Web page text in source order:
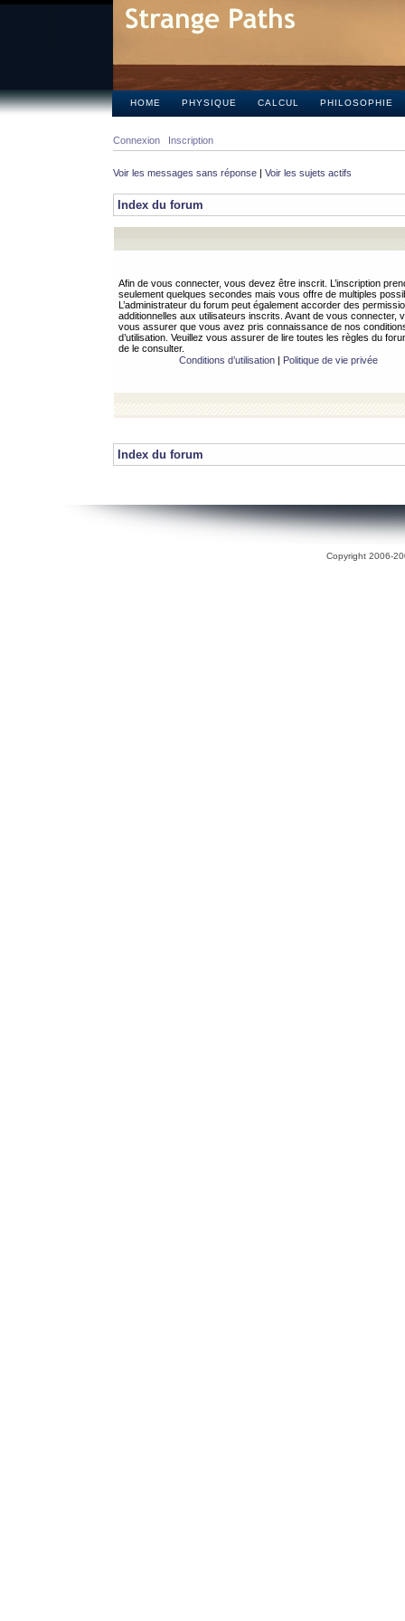
HOME PHYSIQUE CALCUL PHILOSOPHIE
Connexion Inscription
Voir les messages sans réponse | Voir les sujets actifs
Index du forum
Afin de vous connecter, vous devez être inscrit. L’inscription
seulement quelques secondes mais vous offre de multiples
L’administrateur du forum peut également accorder des
additionnelles aux utilisateurs inscrits. Avant de vous connecter,
vous assurer que vous avez pris connaissance de nos
d’utilisation. Veuillez vous assurer de lire toutes les règles du
de le consulter.
Conditions d’utilisation| Politique de vie privée
Index du forum
Copyright 2006-